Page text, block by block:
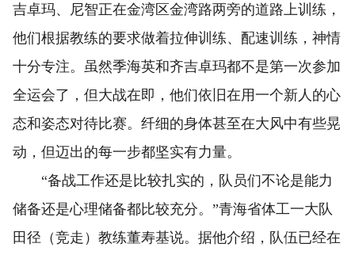
吉卓玛、尼智正在金湾区金湾路两旁的道路上训练，
他们根据教练的要求做着拉伸训练、配速训练，神情
十分专注。虽然季海英和齐吉卓玛都不是第一次参加
全运会了，但大战在即，他们依旧在用一个新人的心
态和姿态对待比赛。纤细的身体甚至在大风中有些晃
动，但迈出的每一步都坚实有力量。
“备战工作还是比较扎实的，队员们不论是能力
储备还是心理储备都比较充分。”青海省体工一大队
田径（竞走）教练董寿基说。据他介绍，队伍已经在